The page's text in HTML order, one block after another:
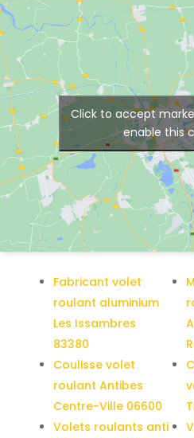
Click to accept
enable this
Fabricant volet
roulant aluminium
Les Issambres
83380
Coulisse volet
roulant Antibes
Centre-Ville 06600
Volets roulants anti